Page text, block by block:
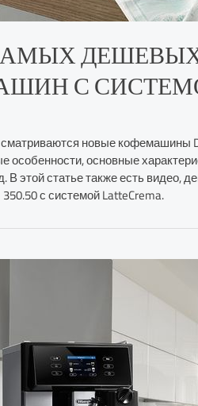
ДЕШЕВЫХ
С СИСТЕМОЙ
новые кофемашины
особенности, основные
В этой статье также есть
с системой LatteCrema.